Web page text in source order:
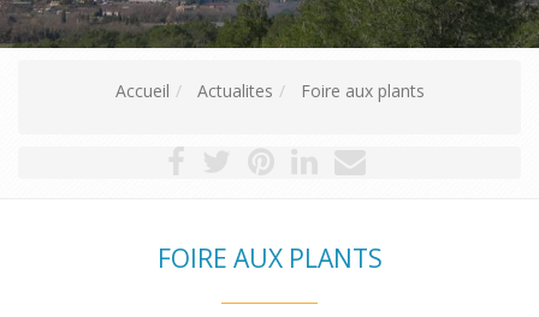
Accueil Actualites Foire aux plants
FOIRE AUX PLANTS